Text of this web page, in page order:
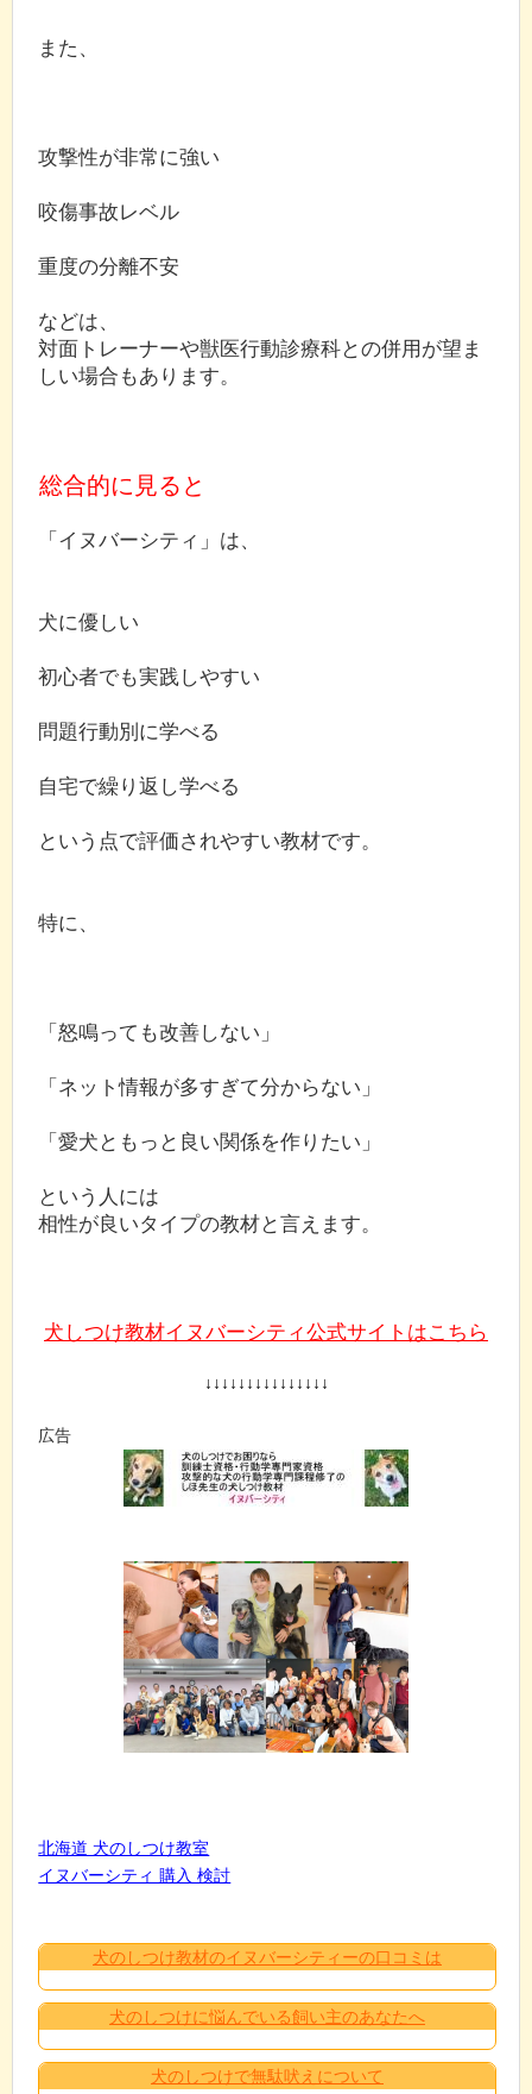
また、
攻撃性が非常に強い
咬傷事故レベル
重度の分離不安
などは、
対面トレーナーや獣医行動診療科との併用が望ま
しい場合もあります。
総合的に見ると
「イヌバーシティ」は、
犬に優しい
初心者でも実践しやすい
問題行動別に学べる
自宅で繰り返し学べる
という点で評価されやすい教材です。
特に、
「怒鳴っても改善しない」
「ネット情報が多すぎて分からない」
「愛犬ともっと良い関係を作りたい」
という人には
相性が良いタイプの教材と言えます。
犬しつけ教材イヌバーシティ公式サイトはこちら
↓↓↓↓↓↓↓↓↓↓↓↓↓↓↓
広告
北海道 犬のしつけ教室
イヌバーシティ 購入 検討
犬のしつけ教材のイヌバーシティーの口コミは
犬のしつけに悩んでいる飼い主のあなたへ
犬のしつけで無駄吠えについて